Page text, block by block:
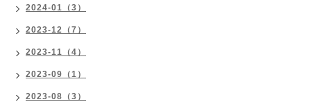
2024-01（3）
2023-12（7）
2023-11（4）
2023-09（1）
2023-08（3）